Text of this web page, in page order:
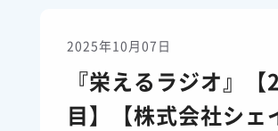
2025年10月07日
『栄えるラジオ』【
目】【株式会社シェ